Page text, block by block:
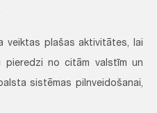
veiktas plašas aktivitātes, lai
pieredzi no citām valstīm un
sistēmas pilnveidošanai,